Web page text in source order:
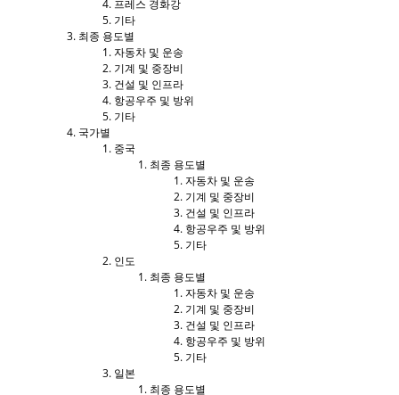
프레스 경화강
기타
최종 용도별
자동차 및 운송
기계 및 중장비
건설 및 인프라
항공우주 및 방위
기타
국가별
중국
최종 용도별
자동차 및 운송
기계 및 중장비
건설 및 인프라
항공우주 및 방위
기타
인도
최종 용도별
자동차 및 운송
기계 및 중장비
건설 및 인프라
항공우주 및 방위
기타
일본
최종 용도별